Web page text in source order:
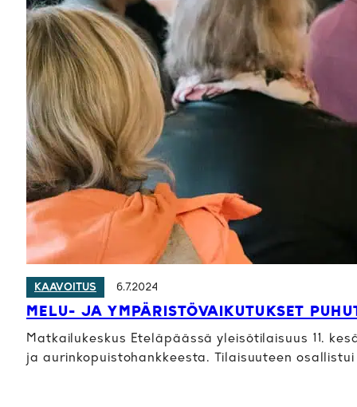
KAAVOITUS 6.7.2024
MELU- JA YMPÄRISTÖVAIKUTUKSET
Matkailukeskus Eteläpäässä yleisötilaisuus 11.
ja aurinkopuistohankkeesta. Tilaisuuteen